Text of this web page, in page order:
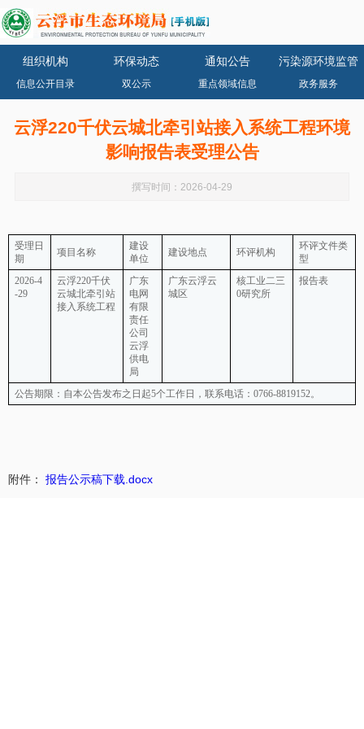
组织机构 环保动态 通知公告 污染源环境监管
信息公开目录 双公示 重点领域信息 政务服务
云浮220千伏云城北牵引站接入系统工程环境
影响报告表受理公告
撰写时间：2026-04-29
受理日
期
项目名称
建设
单位
建设地点 环评机构
环评文件类
型
2026-4
-29
云浮220千伏
云城北牵引站
接入系统工程
广东
电网
有限
责任
公司
云浮
供电
局
广东云浮云
城区
核工业二三
0研究所
报告表
公告期限：自本公告发布之日起5个工作日，联系电话：0766-8819152。
附件： 报告公示稿下载.docx